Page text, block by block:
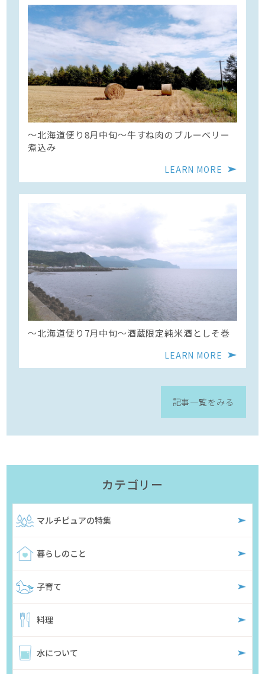
〜北海道便り8月中旬～牛すね肉のブルーベリー
煮込み
LEARN MORE
〜北海道便り7月中旬～酒蔵限定純米酒としそ巻
LEARN MORE
記事一覧をみる
カテゴリー
マルチピュアの特集
暮らしのこと
子育て
料理
水について